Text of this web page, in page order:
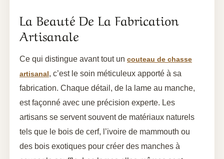
La Beauté De La Fabrication
Artisanale
Ce qui distingue avant tout un couteau de chasse
artisanal, c’est le soin méticuleux apporté à sa
fabrication. Chaque détail, de la lame au manche,
est façonné avec une précision experte. Les
artisans se servent souvent de matériaux naturels
tels que le bois de cerf, l’ivoire de mammouth ou
des bois exotiques pour créer des manches à